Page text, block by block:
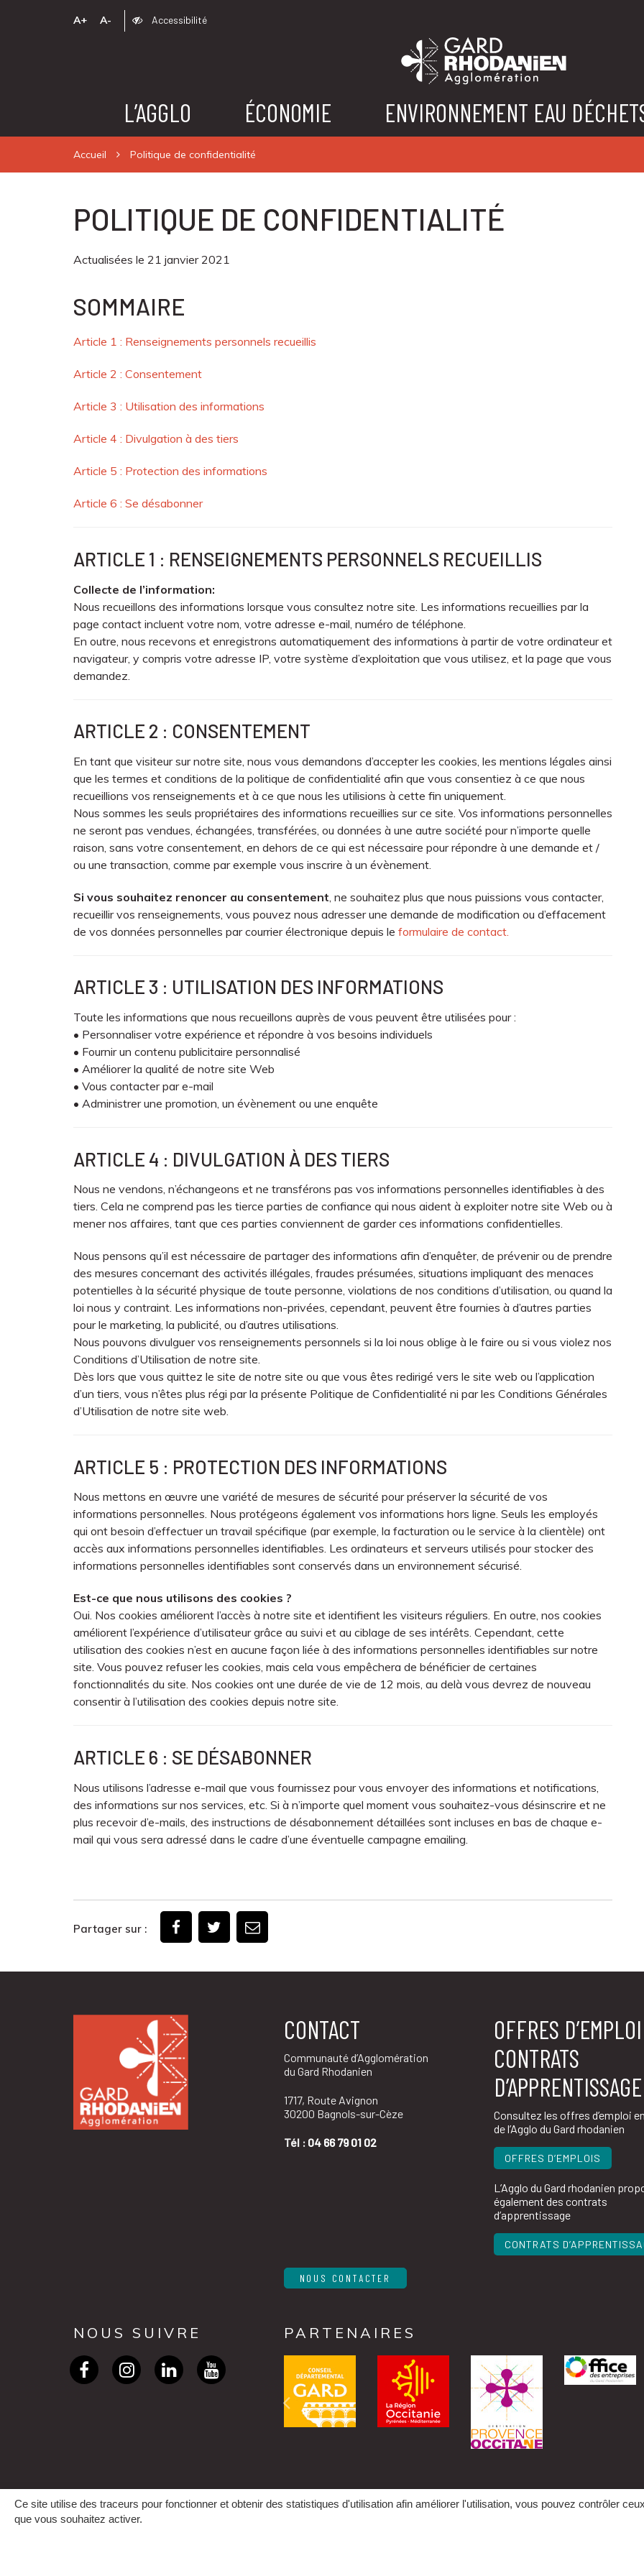
A+ A- Accessibilité
L’AGGLO ÉCONOMIE ENVIRONNEMENT EAU
Accueil Politique de confidentialité
POLITIQUE DE CONFIDENTIALITÉ
Actualisées le 21 janvier 2021
SOMMAIRE
Article 1 : Renseignements personnels recueillis
Article 2 : Consentement
Article 3 : Utilisation des informations
Article 4 : Divulgation à des tiers
Article 5 : Protection des informations
Article 6 : Se désabonner
ARTICLE 1 : RENSEIGNEMENTS PERSONNELS RECUEILLIS
Collecte de l’information:
Nous recueillons des informations lorsque vous consultez notre site. Les informations recueillies par la
page contact incluent votre nom, votre adresse e-mail, numéro de téléphone.
En outre, nous recevons et enregistrons automatiquement des informations à partir de votre ordinateur et
navigateur, y compris votre adresse IP, votre système d’exploitation que vous utilisez, et la page que vous
demandez.
ARTICLE 2 : CONSENTEMENT
En tant que visiteur sur notre site, nous vous demandons d’accepter les cookies, les mentions légales ainsi
que les termes et conditions de la politique de confidentialité afin que vous consentiez à ce que nous
recueillions vos renseignements et à ce que nous les utilisions à cette fin uniquement.
Nous sommes les seuls propriétaires des informations recueillies sur ce site. Vos informations personnelles
ne seront pas vendues, échangées, transférées, ou données à une autre société pour n’importe quelle
raison, sans votre consentement, en dehors de ce qui est nécessaire pour répondre à une demande et /
ou une transaction, comme par exemple vous inscrire à un évènement.
Si vous souhaitez renoncer au consentement , ne souhaitez plus que nous puissions vous contacter,
recueillir vos renseignements, vous pouvez nous adresser une demande de modification ou d’effacement
de vos données personnelles par courrier électronique depuis le formulaire de contact.
ARTICLE 3 : UTILISATION DES INFORMATIONS
Toute les informations que nous recueillons auprès de vous peuvent être utilisées pour :
• Personnaliser votre expérience et répondre à vos besoins individuels
• Fournir un contenu publicitaire personnalisé
• Améliorer la qualité de notre site Web
• Vous contacter par e-mail
• Administrer une promotion, un évènement ou une enquête
ARTICLE 4 : DIVULGATION À DES TIERS
Nous ne vendons, n’échangeons et ne transférons pas vos informations personnelles identifiables à des
tiers. Cela ne comprend pas les tierce parties de confiance qui nous aident à exploiter notre site Web ou à
mener nos affaires, tant que ces parties conviennent de garder ces informations confidentielles.
Nous pensons qu’il est nécessaire de partager des informations afin d’enquêter, de prévenir ou de prendre
des mesures concernant des activités illégales, fraudes présumées, situations impliquant des menaces
potentielles à la sécurité physique de toute personne, violations de nos conditions d’utilisation, ou quand la
loi nous y contraint. Les informations non-privées, cependant, peuvent être fournies à d’autres parties
pour le marketing, la publicité, ou d’autres utilisations.
Nous pouvons divulguer vos renseignements personnels si la loi nous oblige à le faire ou si vous violez nos
Conditions d’Utilisation de notre site.
Dès lors que vous quittez le site de notre site ou que vous êtes redirigé vers le site web ou l’application
d’un tiers, vous n’êtes plus régi par la présente Politique de Confidentialité ni par les Conditions Générales
d’Utilisation de notre site web.
ARTICLE 5 : PROTECTION DES INFORMATIONS
Nous mettons en œuvre une variété de mesures de sécurité pour préserver la sécurité de vos
informations personnelles. Nous protégeons également vos informations hors ligne. Seuls les employés
qui ont besoin d’effectuer un travail spécifique (par exemple, la facturation ou le service à la clientèle) ont
accès aux informations personnelles identifiables. Les ordinateurs et serveurs utilisés pour stocker des
informations personnelles identifiables sont conservés dans un environnement sécurisé.
Est-ce que nous utilisons des cookies ?
Oui. Nos cookies améliorent l’accès à notre site et identifient les visiteurs réguliers. En outre, nos cookies
améliorent l’expérience d’utilisateur grâce au suivi et au ciblage de ses intérêts. Cependant, cette
utilisation des cookies n’est en aucune façon liée à des informations personnelles identifiables sur notre
site. Vous pouvez refuser les cookies, mais cela vous empêchera de bénéficier de certaines
fonctionnalités du site. Nos cookies ont une durée de vie de 12 mois, au delà vous devrez de nouveau
consentir à l’utilisation des cookies depuis notre site.
ARTICLE 6 : SE DÉSABONNER
Nous utilisons l’adresse e-mail que vous fournissez pour vous envoyer des informations et notifications,
des informations sur nos services, etc. Si à n’importe quel moment vous souhaitez-vous désinscrire et ne
plus recevoir d’e-mails, des instructions de désabonnement détaillées sont incluses en bas de chaque e-
mail qui vous sera adressé dans le cadre d’une éventuelle campagne emailing.
Partager sur :
CONTACT
Communauté d’Agglomération
du Gard Rhodanien
1717, Route Avignon
30200 Bagnols-sur-Cèze
Tél : 04 66 79 01 02
NOUS CONTACTER
OFFRES
CONTRATS
D’APPRENTISSAGE
Consultez les offres d’emploi
de l’Agglo du Gard rhodanien
OFFRES D’EMPLOIS
L’Agglo du Gard rhodanien
également des contrats
d’apprentissage
CONTRATS
NOUS SUIVRE
FacebookInstagram
LinkedinYoutube
PARTENAIRES
MENTIONS LÉGALES ACCESSIBILITÉ CRÉDITS POLITIQUE DE CONFIDENTIALITÉ
Ce site utilise des traceurs pour fonctionner et obtenir des statistiques d'utilisation afin améliorer l'utilisation, vous pouvez contrôler ceux
que vous souhaitez activer.